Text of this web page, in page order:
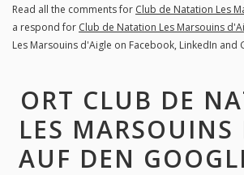
Read all the comments for Club de Natation Les
a respond for Club de Natation Les Marsouins
Les Marsouins d'Aigle on Facebook, LinkedIn and
ORT CLUB DE
LES MARSOUINS
AUF DEN